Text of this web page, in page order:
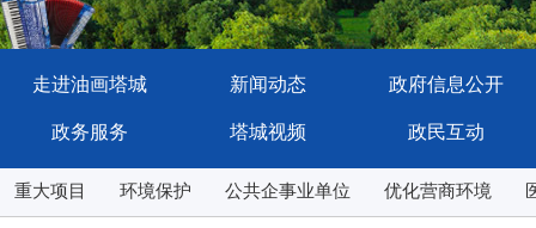
走进油画塔城 新闻动态 政府信息公开
政务服务 塔城视频 政民互动
重大项目 环境保护 公共企事业单位 优化营商环境